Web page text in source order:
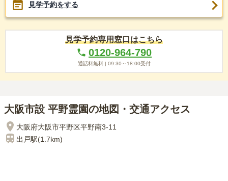
見学予約をする
見学予約専用窓口はこちら
0120-964-790
通話料無料 | 09:30～18:00受付
大阪市設 平野霊園の地図・交通アクセス
大阪府大阪市平野区平野南3-11
出戸駅(1.7km)